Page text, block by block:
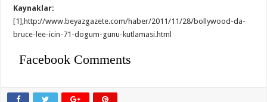
Kaynaklar:
[1],http://www.beyazgazete.com/haber/2011/11/28/bollywood-da-
bruce-lee-icin-71-dogum-gunu-kutlamasi.html
Facebook Comments